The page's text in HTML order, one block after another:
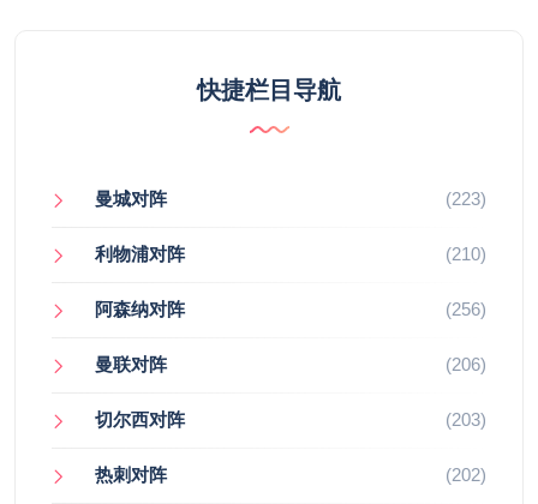
快捷栏目导航
曼城对阵 (223)
利物浦对阵 (210)
阿森纳对阵 (256)
曼联对阵 (206)
切尔西对阵 (203)
热刺对阵 (202)